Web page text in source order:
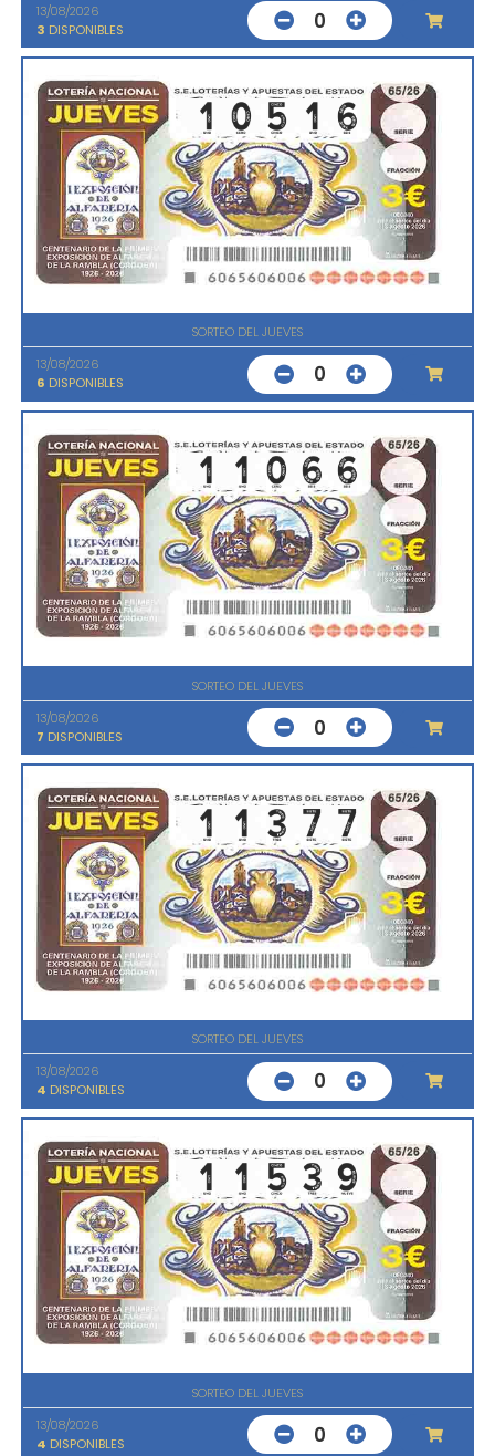
13/08/2026
3 DISPONIBLES 0
SORTEO DEL JUEVES
13/08/2026
6 DISPONIBLES 0
SORTEO DEL JUEVES
13/08/2026
7 DISPONIBLES 0
SORTEO DEL JUEVES
13/08/2026
4 DISPONIBLES 0
SORTEO DEL JUEVES
13/08/2026
4 DISPONIBLES 0